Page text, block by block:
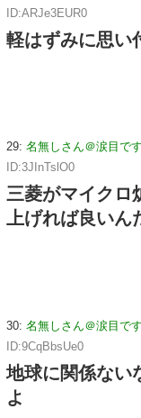
ID:ARJe3EUR0
軽はずみに思い
29: 名無しさん＠涙目で
ID:3JInTslO0
三菱がマイクロ
上げれば良いん
30: 名無しさん＠涙目で
ID:9CqBbsUe0
地球に関係ない
よ